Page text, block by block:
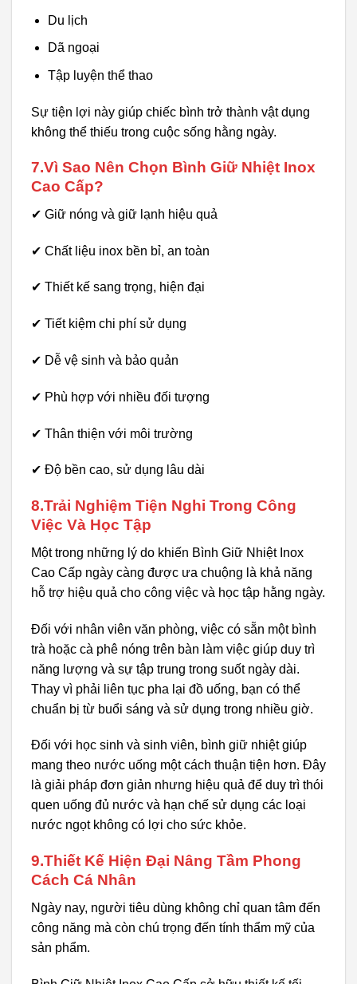
Du lịch
Dã ngoại
Tập luyện thể thao
Sự tiện lợi này giúp chiếc bình trở thành vật dụng
không thể thiếu trong cuộc sống hằng ngày.
7.Vì Sao Nên Chọn Bình Giữ Nhiệt Inox
Cao Cấp?
✔ Giữ nóng và giữ lạnh hiệu quả
✔ Chất liệu inox bền bỉ, an toàn
✔ Thiết kế sang trọng, hiện đại
✔ Tiết kiệm chi phí sử dụng
✔ Dễ vệ sinh và bảo quản
✔ Phù hợp với nhiều đối tượng
✔ Thân thiện với môi trường
✔ Độ bền cao, sử dụng lâu dài
8.Trải Nghiệm Tiện Nghi Trong Công
Việc Và Học Tập
Một trong những lý do khiến Bình Giữ Nhiệt Inox
Cao Cấp ngày càng được ưa chuộng là khả năng
hỗ trợ hiệu quả cho công việc và học tập hằng ngày.
Đối với nhân viên văn phòng, việc có sẵn một bình
trà hoặc cà phê nóng trên bàn làm việc giúp duy trì
năng lượng và sự tập trung trong suốt ngày dài.
Thay vì phải liên tục pha lại đồ uống, bạn có thể
chuẩn bị từ buổi sáng và sử dụng trong nhiều giờ.
Đối với học sinh và sinh viên, bình giữ nhiệt giúp
mang theo nước uống một cách thuận tiện hơn. Đây
là giải pháp đơn giản nhưng hiệu quả để duy trì thói
quen uống đủ nước và hạn chế sử dụng các loại
nước ngọt không có lợi cho sức khỏe.
9.Thiết Kế Hiện Đại Nâng Tầm Phong
Cách Cá Nhân
Ngày nay, người tiêu dùng không chỉ quan tâm đến
công năng mà còn chú trọng đến tính thẩm mỹ của
sản phẩm.